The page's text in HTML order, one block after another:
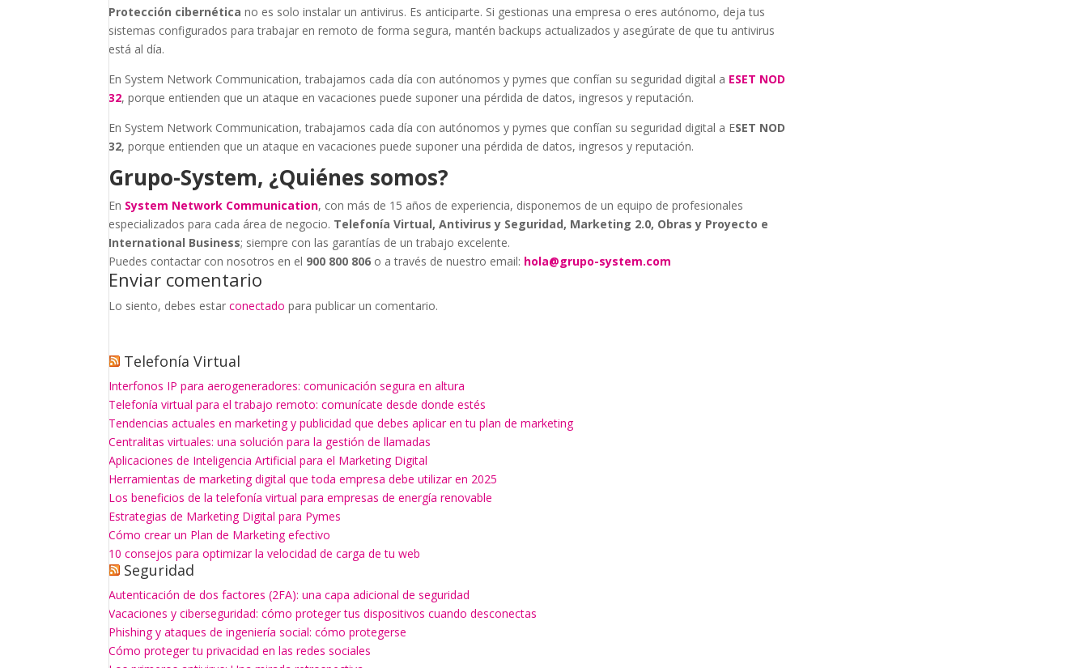
Protección cibernética no es solo instalar un antivirus. Es anticiparte. Si gestionas una empresa o eres autónomo, deja tus
sistemas configurados para trabajar en remoto de forma segura, mantén backups actualizados y asegúrate de que tu antivirus
está al día.
En System Network Communication, trabajamos cada día con autónomos y pymes que confían su seguridad digital a ESET NOD
32, porque entienden que un ataque en vacaciones puede suponer una pérdida de datos, ingresos y reputación.
En System Network Communication, trabajamos cada día con autónomos y pymes que confían su seguridad digital a ESET NOD
32, porque entienden que un ataque en vacaciones puede suponer una pérdida de datos, ingresos y reputación.
Grupo-System, ¿Quiénes somos?
En System Network Communication, con más de 15 años de experiencia, disponemos de un equipo de profesionales
especializados para cada área de negocio. Telefonía Virtual, Antivirus y Seguridad, Marketing 2.0, Obras y Proyecto e
International Business; siempre con las garantías de un trabajo excelente.
Puedes contactar con nosotros en el 900 800 806 o a través de nuestro email: hola@grupo-system.com
Enviar comentario
Lo siento, debes estarconectado para publicar un comentario.
Telefonía Virtual
Interfonos IP para aerogeneradores: comunicación segura en altura
Telefonía virtual para el trabajo remoto: comunícate desde donde estés
Tendencias actuales en marketing y publicidad que debes aplicar en tu plan de marketing
Centralitas virtuales: una solución para la gestión de llamadas
Aplicaciones de Inteligencia Artificial para el Marketing Digital
Herramientas de marketing digital que toda empresa debe utilizar en 2025
Los beneficios de la telefonía virtual para empresas de energía renovable
Estrategias de Marketing Digital para Pymes
Cómo crear un Plan de Marketing efectivo
10 consejos para optimizar la velocidad de carga de tu web
Seguridad
Autenticación de dos factores (2FA): una capa adicional de seguridad
Vacaciones y ciberseguridad: cómo proteger tus dispositivos cuando desconectas
Phishing y ataques de ingeniería social: cómo protegerse
Cómo proteger tu privacidad en las redes sociales